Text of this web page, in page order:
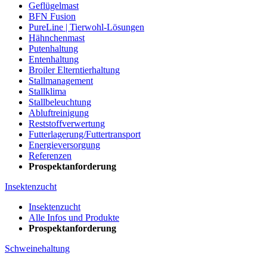
Geflügelmast
BFN Fusion
PureLine | Tierwohl-Lösungen
Hähnchenmast
Putenhaltung
Entenhaltung
Broiler Elterntierhaltung
Stallmanagement
Stallklima
Stallbeleuchtung
Abluftreinigung
Reststoffverwertung
Futterlagerung/Futtertransport
Energieversorgung
Referenzen
Prospektanforderung
Insektenzucht
Insektenzucht
Alle Infos und Produkte
Prospektanforderung
Schweinehaltung